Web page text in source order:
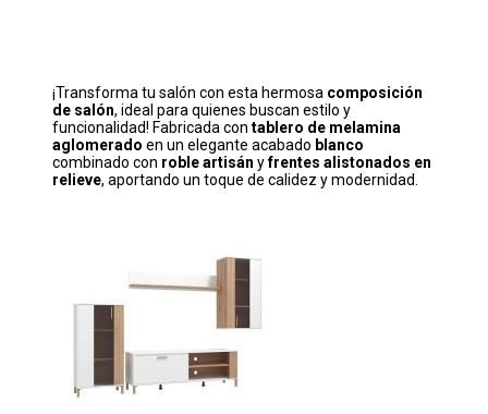
¡Transforma tu salón con esta hermosa composición
de salón, ideal para quienes buscan estilo y
funcionalidad! Fabricada con tablero de melamina
aglomerado en un elegante acabado blanco
combinado con roble artisán yfrentes alistonados en
relieve, aportando un toque de calidez y modernidad.